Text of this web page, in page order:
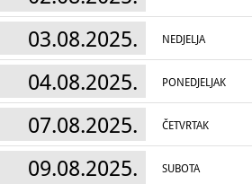
03.08.2025. NEDJELJA
04.08.2025. PONEDJELJAK
07.08.2025. ČETVRTAK
09.08.2025. SUBOTA